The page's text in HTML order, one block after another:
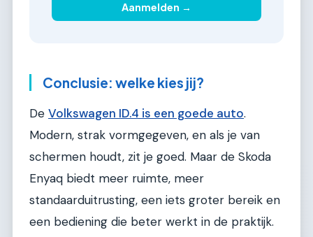
Aanmelden →
Conclusie: welke kies jij?
De Volkswagen ID.4 is een goede auto.
Modern, strak vormgegeven, en als je van
schermen houdt, zit je goed. Maar de Skoda
Enyaq biedt meer ruimte, meer
standaarduitrusting, een iets groter bereik en
een bediening die beter werkt in de praktijk.